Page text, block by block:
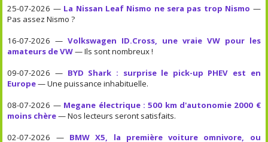
25-07-2026 — La Nissan Leaf Nismo ne sera pas trop Nismo —
Pas assez Nismo ?
16-07-2026 —Volkswagen ID.Cross, une vraie VW pour les
amateurs de VW— Ils sont nombreux !
09-07-2026 — BYD Shark : surprise le pick-up PHEV est en
Europe— Une puissance inhabituelle.
08-07-2026 — Megane électrique : 500 km d'autonomie 2000 €
moins chère— Nos lecteurs seront satisfaits.
02-07-2026 — BMW X5, la première voiture omnivore, ou